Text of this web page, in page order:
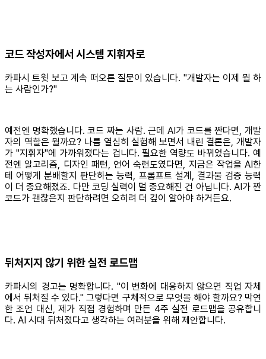
코드 작성자에서 시스템 지휘자로
카파시 트윗 보고 계속 떠오른 질문이 있습니다. "개발자는 이제 뭘 하
는 사람인가?"
예전엔 명확했습니다. 코드 짜는 사람. 근데 AI가 코드를 짠다면, 개발
자의 역할은 뭘까요? 나름 열심히 실험해 보면서 내린 결론은, 개발자
가 "지휘자"에 가까워졌다는 겁니다. 필요한 역량도 바뀌었습니다. 예
전엔 알고리즘, 디자인 패턴, 언어 숙련도였다면, 지금은 작업을 AI한
테 어떻게 분배할지 판단하는 능력, 프롬프트 설계, 결과물 검증 능력
이 더 중요해졌죠. 다만 코딩 실력이 덜 중요해진 건 아닙니다. AI가 짠
코드가 괜찮은지 판단하려면 오히려 더 깊이 알아야 하거든요.
뒤처지지 않기 위한 실전 로드맵
카파시의 경고는 명확합니다. "이 변화에 대응하지 않으면 직업 자체
에서 뒤처질 수 있다." 그렇다면 구체적으로 무엇을 해야 할까요? 막연
한 조언 대신, 제가 직접 경험하며 만든 4주 실전 로드맵을 공유합니
다. AI 시대 뒤처졌다고 생각하는 여러분을 위해 제안합니다.